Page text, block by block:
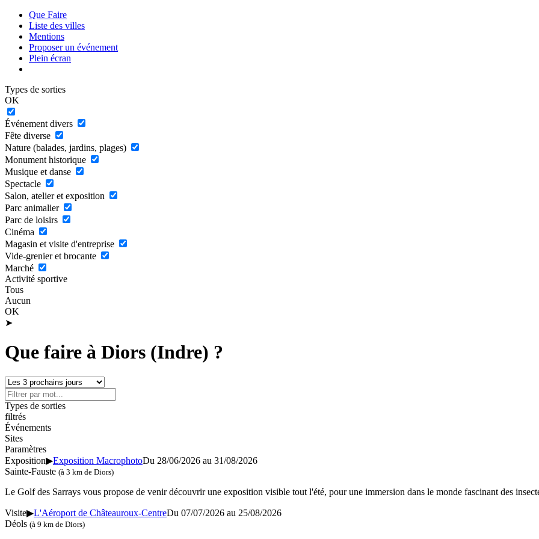
Que Faire
Liste des villes
Mentions
Proposer un événement
Plein écran
Types de sorties
OK
Événement divers
Fête diverse
Nature (balades, jardins, plages)
Monument historique
Musique et danse
Spectacle
Salon, atelier et exposition
Parc animalier
Parc de loisirs
Cinéma
Magasin et visite d'entreprise
Vide-grenier et brocante
Marché
Activité sportive
Tous
Aucun
OK
➤
Que faire à Diors (Indre) ?
Types de sorties
filtrés
Événements
Sites
Paramètres
Exposition▶Exposition MacrophotoDu 28/06/2026 au 31/08/2026
Sainte-Fauste (à 3 km de Diors)
Le Golf des Sarrays vous propose de venir découvrir une exposition visible tout l'été, pour une immersion dans le monde fascinant des
Visite▶L'Aéroport de Châteauroux-CentreDu 07/07/2026 au 25/08/2026
Déols (à 9 km de Diors)